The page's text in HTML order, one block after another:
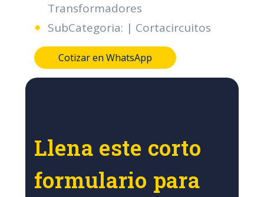
Transformadores
SubCategoria: | Cortacircuitos
Cotizar en WhatsApp
Llena este corto
formulario para